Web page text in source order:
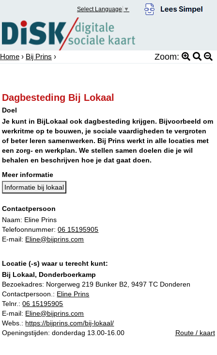
Select Language ▼
Home › Bij Prins › Zoom:
Dagbesteding Bij Lokaal
Doel
Je kunt in BijLokaal ook dagbesteding krijgen. Bijvoorbeeld om
werkritme op te bouwen, je sociale vaardigheden te vergroten
of beter leren samenwerken. Bij Prins werkt in alle locaties met
een zorg- en werkplan. We stellen samen doelen die je wil
behalen en beschrijven hoe je dat gaat doen.
Meer informatie
Informatie bij lokaal
Contactpersoon
Naam: Eline Prins
Telefoonnummer:06 15195905
E-mail: Eline@bijprins.com
Locatie (-s) waar u terecht kunt:
Bij Lokaal, Donderboerkamp
Bezoekadres: Norgerweg 219 Bunker B2, 9497 TC Donderen
Contactpersoon.: Eline Prins
Telnr.:06 15195905
E-mail: Eline@bijprins.com
Webs.: https://bijprins.com/bij-lokaal/
Openingstijden: donderdag 13.00-16.00
Route / kaart